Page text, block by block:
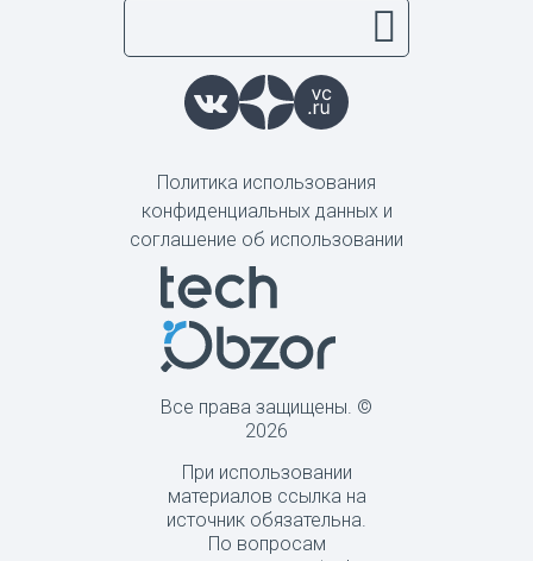
Все права защищены. ©
2026
При использовании
материалов ссылка на
источник обязательна.
По вопросам
Политика использования
конфиденциальных данных и
соглашение об использовании